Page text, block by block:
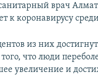
врач
к коронавирусу
из них
того, что люди
увеличение и